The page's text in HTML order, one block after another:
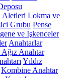
Aletleri Lokma ve
Grubu Pense
ve İşkenceler
Anahtarlar
Ağız Anahtar
Yıldız
Kombine Anahtar